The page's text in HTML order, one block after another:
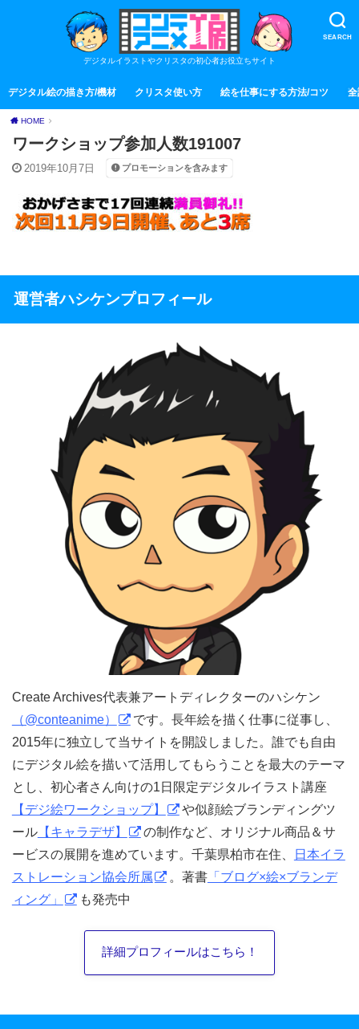
SEARCH
デジタルイラストやクリスタの初心者お役立ちサイト
デジタル絵の描き方/機材 クリスタ使い方 絵を仕事にする方法/コツ 全
HOME
ワークショップ参加人数191007
2019年10月7日 プロモーションを含みます
運営者ハシケンプロフィール
Create Archives代表兼アートディレクターのハシケン
（@conteanime）
です。長年絵を描く仕事に従事し、
2015年に独立して当サイトを開設しました。誰でも自由
にデジタル絵を描いて活用してもらうことを最大のテーマ
とし、初心者さん向けの1日限定デジタルイラスト講座
【デジ絵ワークショップ】
や似顔絵ブランディングツ
ール【キャラデザ】
の制作など、オリジナル商品＆サ
ービスの展開を進めています。千葉県柏市在住、
日本イラ
ストレーション協会所属
。著書「ブログ×絵×ブランデ
ィング」
も発売中
詳細プロフィールはこちら！